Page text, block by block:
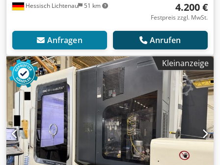
Hessisch Lichtenau 51 km 4.200 €
Festpreis zzgl. MwSt.
Anfragen Anrufen
Kleinanzeige